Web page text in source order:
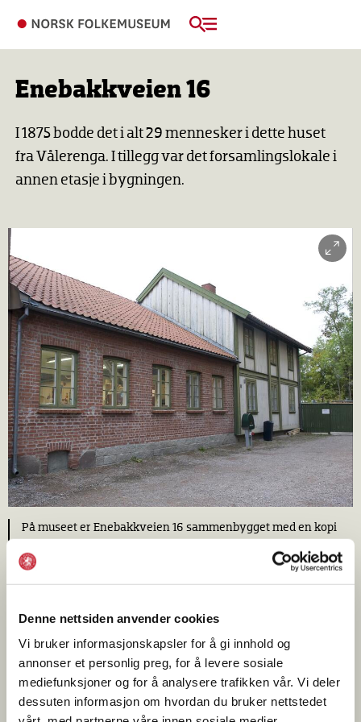
Denne nettsiden anvender cookies
Vi bruker informasjonskapsler for å gi innhold og
annonser et personlig preg, for å levere sosiale
mediefunksjoner og for å analysere trafikken vår. Vi deler
dessuten informasjon om hvordan du bruker nettstedet
Enebakkveien 16
I 1875 bodde det i alt 29 mennesker i dette huset
fra Vålerenga. I tillegg var det forsamlingslokale i
annen etasje i bygningen.
På museet er Enebakkveien 16 sammenbygget med en kopi
Norsk Folkemuseum
Huset er i det ytre en enkel bygning i sveitserstil. Bak
fasadepanelet er det tømmervegger fra 1700‑tallet. Huset er
muligens flyttet til Vålerenga av en innflytter fra Romerike.
Slik flytting av hus kjenner man flere eksempler på. Ved
oppsettingen på Vålerenga fikk huset svalgang med trapp